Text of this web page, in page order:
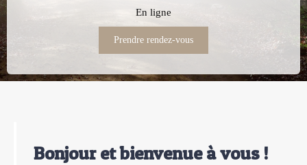
En ligne
Prendre rendez-vous
Bonjour et bienvenue à vous !